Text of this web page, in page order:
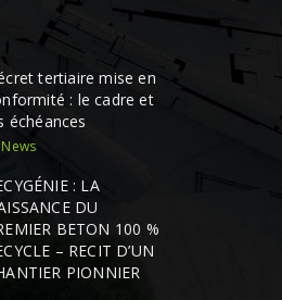
tertiaire mise en
: le cadre et
échéances
News
: LA
DU
BETON 100 %
– RECIT D’UN
PIONNIER